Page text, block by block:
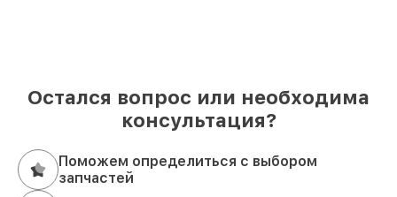
Остался вопрос или необходима
консультация?
Поможем определиться с выбором
запчастей